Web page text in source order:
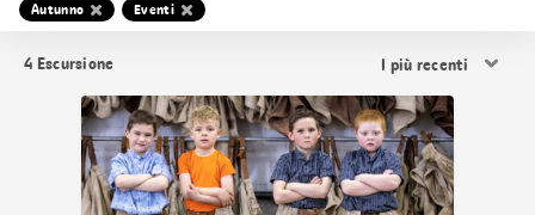
Autunno Eventi
4 Escursione
i
risultati